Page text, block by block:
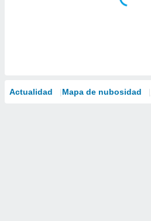
Actualidad Mapa de nubosidad